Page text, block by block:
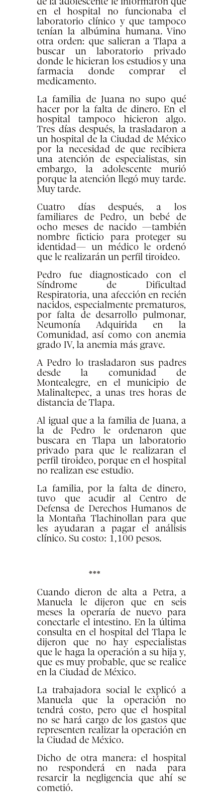
en el hospital no funcionaba el
laboratorio clínico y que tampoco
tenían la albúmina humana. Vino
otra orden: que salieran a Tlapa a
buscar un laboratorio privado
donde le hicieran los estudios y una
farmacia donde comprar el
medicamento.
La familia de Juana no supo qué
hacer por la falta de dinero. En el
hospital tampoco hicieron algo.
Tres días después, la trasladaron a
un hospital de la Ciudad de México
por la necesidad de que recibiera
una atención de especialistas, sin
embargo, la adolescente murió
porque la atención llegó muy tarde.
Muy tarde.
Cuatro días después, a los
familiares de Pedro, un bebé de
ocho meses de nacido —también
nombre ficticio para proteger su
identidad— un médico le ordenó
que le realizarán un perfil tiroideo.
Pedro fue diagnosticado con el
Síndrome de Dificultad
Respiratoria, una afección en recién
nacidos, especialmente prematuros,
por falta de desarrollo pulmonar,
Neumonía Adquirida en la
Comunidad, así como con anemia
grado IV, la anemia más grave.
A Pedro lo trasladaron sus padres
desde la comunidad de
Montealegre, en el municipio de
Malinaltepec, a unas tres horas de
distancia de Tlapa.
Al igual que a la familia de Juana, a
la de Pedro le ordenaron que
buscara en Tlapa un laboratorio
privado para que le realizaran el
perfil tiroideo, porque en el hospital
no realizan ese estudio.
La familia, por la falta de dinero,
tuvo que acudir al Centro de
Defensa de Derechos Humanos de
la Montaña Tlachinollan para que
les ayudaran a pagar el análisis
clínico. Su costo: 1,100 pesos.
***
Cuando dieron de alta a Petra, a
Manuela le dijeron que en seis
meses la operaría de nuevo para
conectarle el intestino. En la última
consulta en el hospital del Tlapa le
dijeron que no hay especialistas
que le haga la operación a su hija y,
que es muy probable, que se realice
en la Ciudad de México.
La trabajadora social le explicó a
Manuela que la operación no
tendrá costo, pero que el hospital
no se hará cargo de los gastos que
representen realizar la operación en
la Ciudad de México.
Dicho de otra manera: el hospital
no responderá en nada para
resarcir la negligencia que ahí se
cometió.